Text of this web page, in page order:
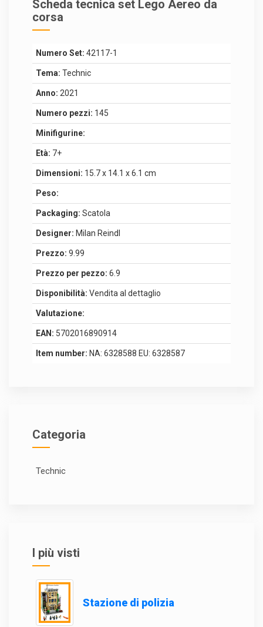
Scheda tecnica set Lego Aereo da
corsa
Numero Set: 42117-1
Tema: Technic
Anno: 2021
Numero pezzi: 145
Minifigurine:
Età: 7+
Dimensioni: 15.7 x 14.1 x 6.1 cm
Peso:
Packaging: Scatola
Designer: Milan Reindl
Prezzo: 9.99
Prezzo per pezzo: 6.9
Disponibilità: Vendita al dettaglio
Valutazione:
EAN: 5702016890914
Item number: NA: 6328588 EU: 6328587
Categoria
Technic
I più visti
Stazione di polizia